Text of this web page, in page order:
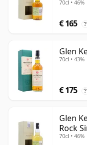
oud
70cl • 46%
€ 165 ?
Glen
70cl • 43%
€ 175 ?
Glen
Rock
70cl • 46%